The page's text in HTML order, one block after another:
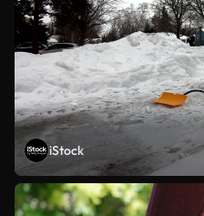
iStock